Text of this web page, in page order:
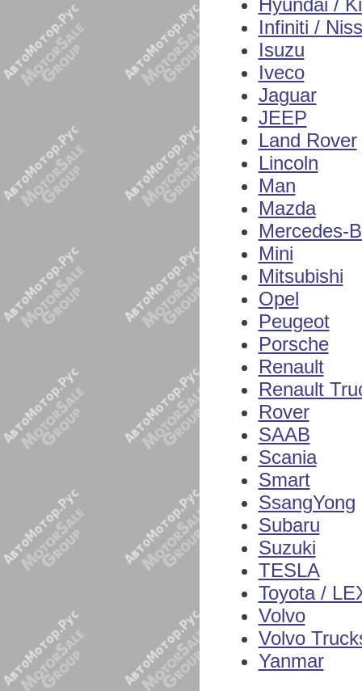
Hyundai /
Infiniti /
Isuzu
Iveco
Jaguar
JEEP
Land Rover
Lincoln
Man
Mazda
Mercedes-
Mini
Mitsubishi
Opel
Peugeot
Porsche
Renault
Renault
Rover
SAAB
Scania
Smart
SsangYong
Subaru
Suzuki
TESLA
Toyota /
Volvo
Volvo
Yanmar